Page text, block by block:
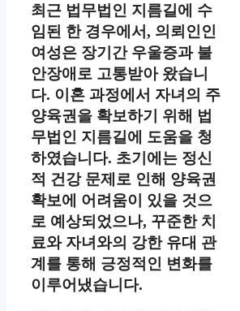
최근 법무법인 지름길에 수
임된 한 경우에서, 의뢰인인
여성은 장기간 우울증과 불
안장애로 고통받아 왔습니
다. 이혼 과정에서 자녀의 주
양육권을 확보하기 위해 법
무법인 지름길에 도움을 청
하였습니다. 초기에는 정신
적 건강 문제로 인해 양육권
확보에 어려움이 있을 것으
로 예상되었으나, 꾸준한 치
료와 자녀와의 강한 유대 관
계를 통해 긍정적인 변화를
이루어냈습니다.